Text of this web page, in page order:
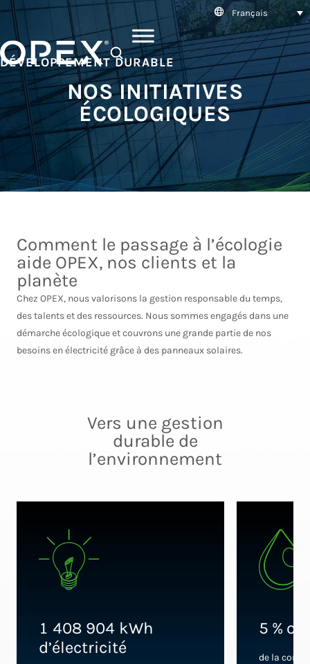
Français
SEARCH
DÉVELOPPEMENT DURABLE
NOS INITIATIVES
ÉCOLOGIQUES
Comment le passage à l’écologie
aide OPEX, nos clients et la
planète
Chez OPEX, nous valorisons la gestion responsable du temps,
des talents et des ressources. Nous sommes engagés dans une
démarche écologique et couvrons une grande partie de nos
besoins en électricité grâce à des panneaux solaires.
Vers une gestion
durable de
l’environnement
1 408 904 kWh
d’électricité
5 %
de la